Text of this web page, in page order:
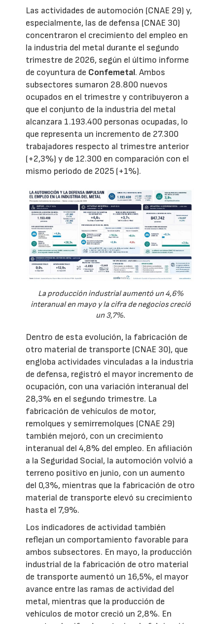
Las actividades de automoción (CNAE 29) y,
especialmente, las de defensa (CNAE 30)
concentraron el crecimiento del empleo en
la industria del metal durante el segundo
trimestre de 2026, según el último informe
de coyuntura de Confemetal. Ambos
subsectores sumaron 28.800 nuevos
ocupados en el trimestre y contribuyeron a
que el conjunto de la industria del metal
alcanzara 1.193.400 personas ocupadas, lo
que representa un incremento de 27.300
trabajadores respecto al trimestre anterior
(+2,3%) y de 12.300 en comparación con el
mismo periodo de 2025 (+1%).
La producción industrial aumentó un 4,6%
interanual en mayo y la cifra de negocios creció
un 3,7%.
Dentro de esta evolución, la fabricación de
otro material de transporte (CNAE 30), que
engloba actividades vinculadas a la industria
de defensa, registró el mayor incremento de
ocupación, con una variación interanual del
28,3% en el segundo trimestre. La
fabricación de vehículos de motor,
remolques y semirremolques (CNAE 29)
también mejoró, con un crecimiento
interanual del 4,8% del empleo. En afiliación
a la Seguridad Social, la automoción volvió a
terreno positivo en junio, con un aumento
del 0,3%, mientras que la fabricación de otro
material de transporte elevó su crecimiento
hasta el 7,9%.
Los indicadores de actividad también
reflejan un comportamiento favorable para
ambos subsectores. En mayo, la producción
industrial de la fabricación de otro material
de transporte aumentó un 16,5%, el mayor
avance entre las ramas de actividad del
metal, mientras que la producción de
vehículos de motor creció un 2,8%. En